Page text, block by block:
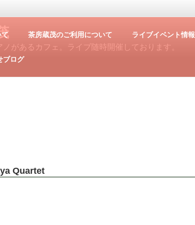
ノがあるカフェ。ライブ随時開催しております。
て 茶房蔵茂のご利用について ライブイベント情報
ブログ
Quartet